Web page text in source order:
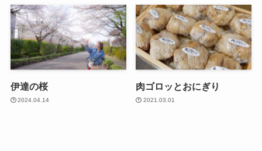
伊達の桜
2024.04.14
肉ゴロッとおにぎり
2021.03.01